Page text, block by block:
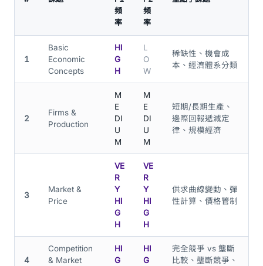
頻
率
頻
率
1
Basic
Economic
Concepts
HI
G
H
L
O
W
稀缺性、機會成
本、經濟體系分類
2
Firms &
Production
M
E
DI
U
M
M
E
DI
U
M
短期/長期生產、
邊際回報遞減定
律、規模經濟
3
Market &
Price
VE
R
Y
HI
G
H
VE
R
Y
HI
G
H
供求曲線變動、彈
性計算、價格管制
4
Competition
& Market
HI
G
HI
G
完全競爭 vs 壟斷
比較、壟斷競爭、